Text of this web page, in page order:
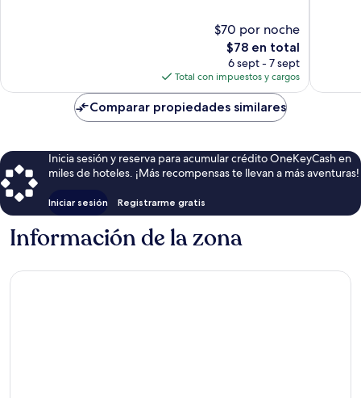
$70 por noche
El
precio
actual
es
de
$78
$78 en total
6 sept - 7 sept
Total con impuestos y cargos
Comparar propiedades similares
Inicia sesión y reserva para acumular crédito OneKeyCash en
miles de hoteles. ¡Más recompensas te llevan a más aventuras!
Iniciar sesión Registrarme gratis
Información de la zona